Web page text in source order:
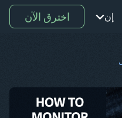
إن اخترق الآن